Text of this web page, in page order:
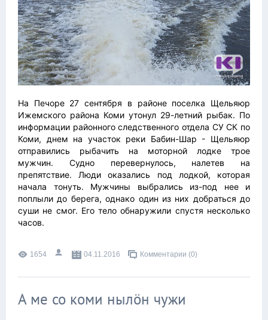
На Печоре 27 сентября в районе поселка Щельяюр
Ижемского района Коми утонул 29-летний рыбак. По
информации районного следственного отдела СУ СК по
Коми, днем на участок реки Бабин-Шар - Щельяюр
отправились рыбачить на моторной лодке трое
мужчин. Судно перевернулось, налетев на
препятствие. Люди оказались под лодкой, которая
начала тонуть. Мужчины выбрались из-под нее и
поплыли до берега, однако один из них добраться до
суши не смог. Его тело обнаружили спустя несколько
часов.
1654 04.11.2016 Комментарии (0)
А ме со коми нылӧн чужи